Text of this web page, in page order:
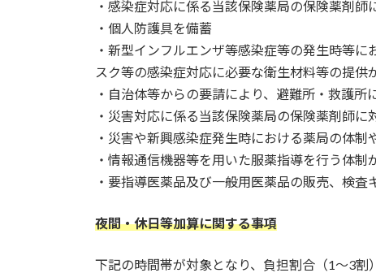
・感染症対応に係る当該保険薬局の保険薬剤
・個人防護具を備蓄
・新型インフルエンザ等感染症等の発生時等
スク等の感染症対応に必要な衛生材料等の提
・自治体等からの要請により、避難所・救護
・災害対応に係る当該保険薬局の保険薬剤師
・災害や新興感染症発生時における薬局の体
・情報通信機器等を用いた服薬指導を行う体制
・要指導医薬品及び一般用医薬品の販売、検
夜間・休日等加算に関する事項
下記の時間帯が対象となり、負担割合（1～3割